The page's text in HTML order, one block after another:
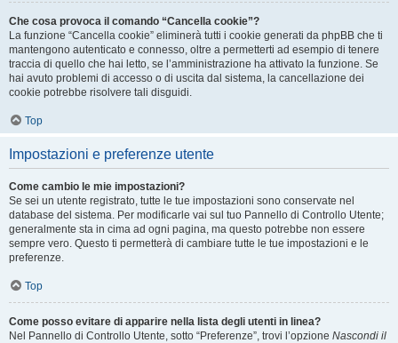
Che cosa provoca il comando “Cancella cookie”?
La funzione “Cancella cookie” eliminerà tutti i cookie generati da phpBB che ti
mantengono autenticato e connesso, oltre a permetterti ad esempio di tenere
traccia di quello che hai letto, se l’amministrazione ha attivato la funzione. Se
hai avuto problemi di accesso o di uscita dal sistema, la cancellazione dei
cookie potrebbe risolvere tali disguidi.
Top
Impostazioni e preferenze utente
Come cambio le mie impostazioni?
Se sei un utente registrato, tutte le tue impostazioni sono conservate nel
database del sistema. Per modificarle vai sul tuo Pannello di Controllo Utente;
generalmente sta in cima ad ogni pagina, ma questo potrebbe non essere
sempre vero. Questo ti permetterà di cambiare tutte le tue impostazioni e le
preferenze.
Top
Come posso evitare di apparire nella lista degli utenti in linea?
Nel Pannello di Controllo Utente, sotto “Preferenze”, trovi l’opzione Nascondi il